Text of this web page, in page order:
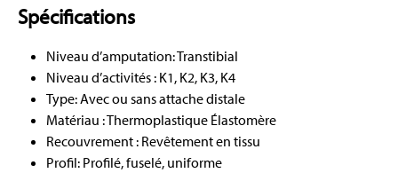
Spécifications
Niveau d’amputation: Transtibial
Niveau d’activités : K1, K2, K3, K4
Type: Avec ou sans attache distale
Matériau : Thermoplastique Élastomère
Recouvrement : Revêtement en tissu
Profil: Profilé, fuselé, uniforme